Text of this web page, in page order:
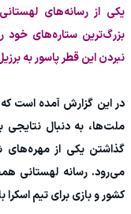
یکی از رسانه‌های
بزرگ‌ترین ستاره‌های خود
نبردن این قطر پاسور به
در این گزارش آمده است
ملت‌ها، به دنبال
گذاشتن یکی از مهره‌های
می‌رود. رسانه لهستانی
کشور و بازی برای تیم